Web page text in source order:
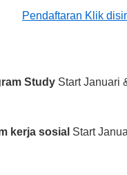
Pendaftaran Klik
Study Start Januari
kerja sosial Start